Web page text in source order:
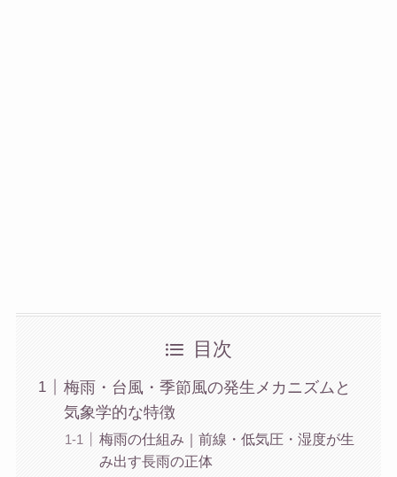
目次
梅雨・台風・季節風の発生メカニズムと
気象学的な特徴
梅雨の仕組み｜前線・低気圧・湿度が生
み出す長雨の正体